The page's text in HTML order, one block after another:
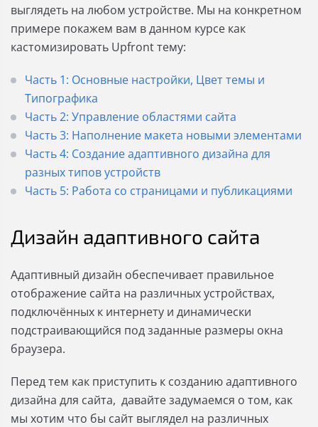
выглядеть на любом устройстве. Мы на конкретном
примере покажем вам в данном курсе как
кастомизировать Upfront тему:
Часть 1: Основные настройки, Цвет темы и
Типографика
Часть 2: Управление областями сайта
Часть 3: Наполнение макета новыми элементами
Часть 4: Создание адаптивного дизайна для
разных типов устройств
Часть 5: Работа со страницами и публикациями
Дизайн адаптивного сайта
Адаптивный дизайн обеспечивает правильное
отображение сайта на различных устройствах,
подключённых к интернету и динамически
подстраивающийся под заданные размеры окна
браузера.
Перед тем как приступить к созданию адаптивного
дизайна для сайта, давайте задумаемся о том, как
мы хотим что бы сайт выглядел на различных